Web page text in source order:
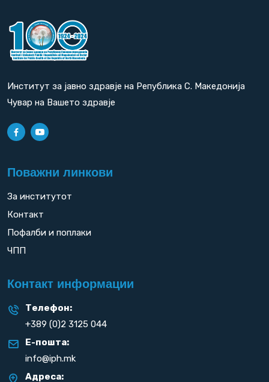
Институт за јавно здравје на Република С. Македонија
Чувар на Вашето здравје
Поважни линкови
За институтот
Контакт
Пофалби и поплаки
ЧПП
Контакт информации
Телефон:
+389 (0)2 3125 044
Е-пошта:
info@iph.mk
Адреса: